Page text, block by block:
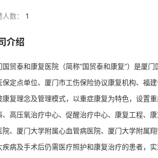
数： 1
介绍
国贸泰和康复医院（简称“国贸泰和康复”）是厦
保定点单位、厦门市工伤保险协议康复机构、福
康复理念及管理模式，以重症康复为特色，设置
、高压氧治疗中心、促醒治疗中心、康复工程、
院、厦门大学附属心血管病医院、厦门大学附属
疾病及手术后仍需医疗照护和康复治疗的患者，